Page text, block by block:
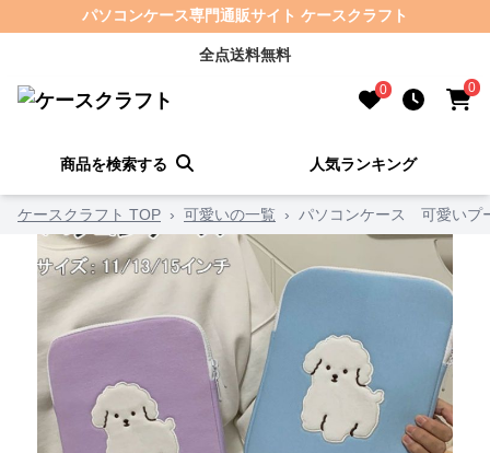
パソコンケース専門通販サイト ケースクラフト
全点送料無料
0 0
商品を検索する 人気ランキング
ケースクラフト TOP › 可愛いの一覧 › パソコンケース 可愛いプ